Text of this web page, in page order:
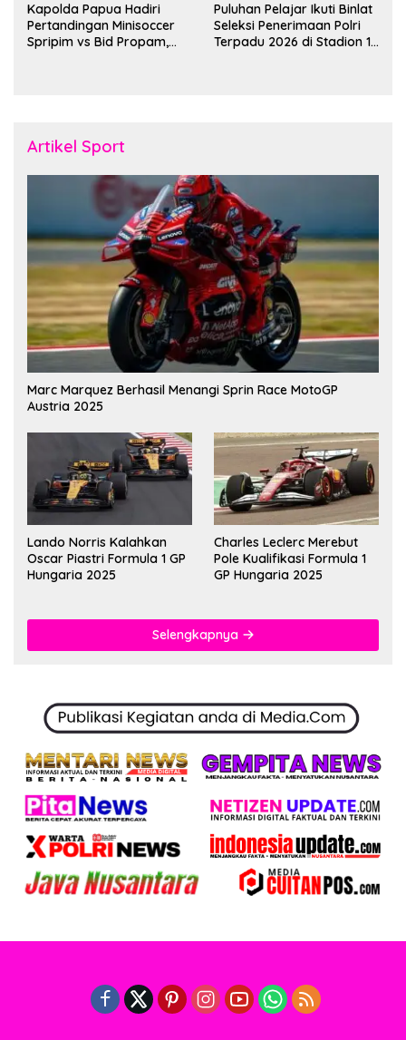
Kapolda Papua Hadiri
Pertandingan Minisoccer
Spripim vs Bid Propam,
Puluhan Pelajar Ikuti Binlat
Seleksi Penerimaan Polri
Terpadu 2026 di Stadion 16
Artikel Sport
Marc Marquez Berhasil Menangi Sprin Race MotoGP
Austria 2025
Lando Norris Kalahkan
Oscar Piastri Formula 1 GP
Hungaria 2025
Charles Leclerc Merebut
Pole Kualifikasi Formula 1
GP Hungaria 2025
Selengkapnya